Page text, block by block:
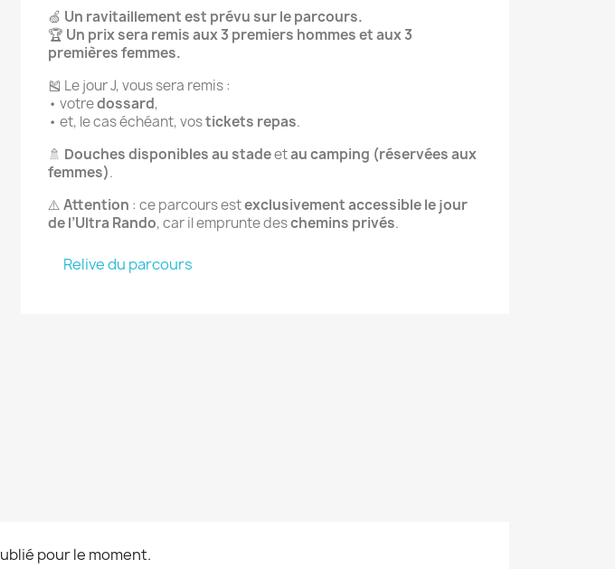
🍏 Un ravitaillement est prévu sur le parcours.
🏆 Un prix sera remis aux 3 premiers hommes et aux 3
premières femmes.
🎽 Le jour J, vous sera remis :
• votredossard,
• et, le cas échéant, vostickets repas.
🚿 Douches disponibles au stadeetau camping (réservées aux
femmes).
⚠️Attention : ce parcours estexclusivement accessible le jour
de l’Ultra Rando, car il emprunte deschemins privés.
Relive du parcours
pour le moment.